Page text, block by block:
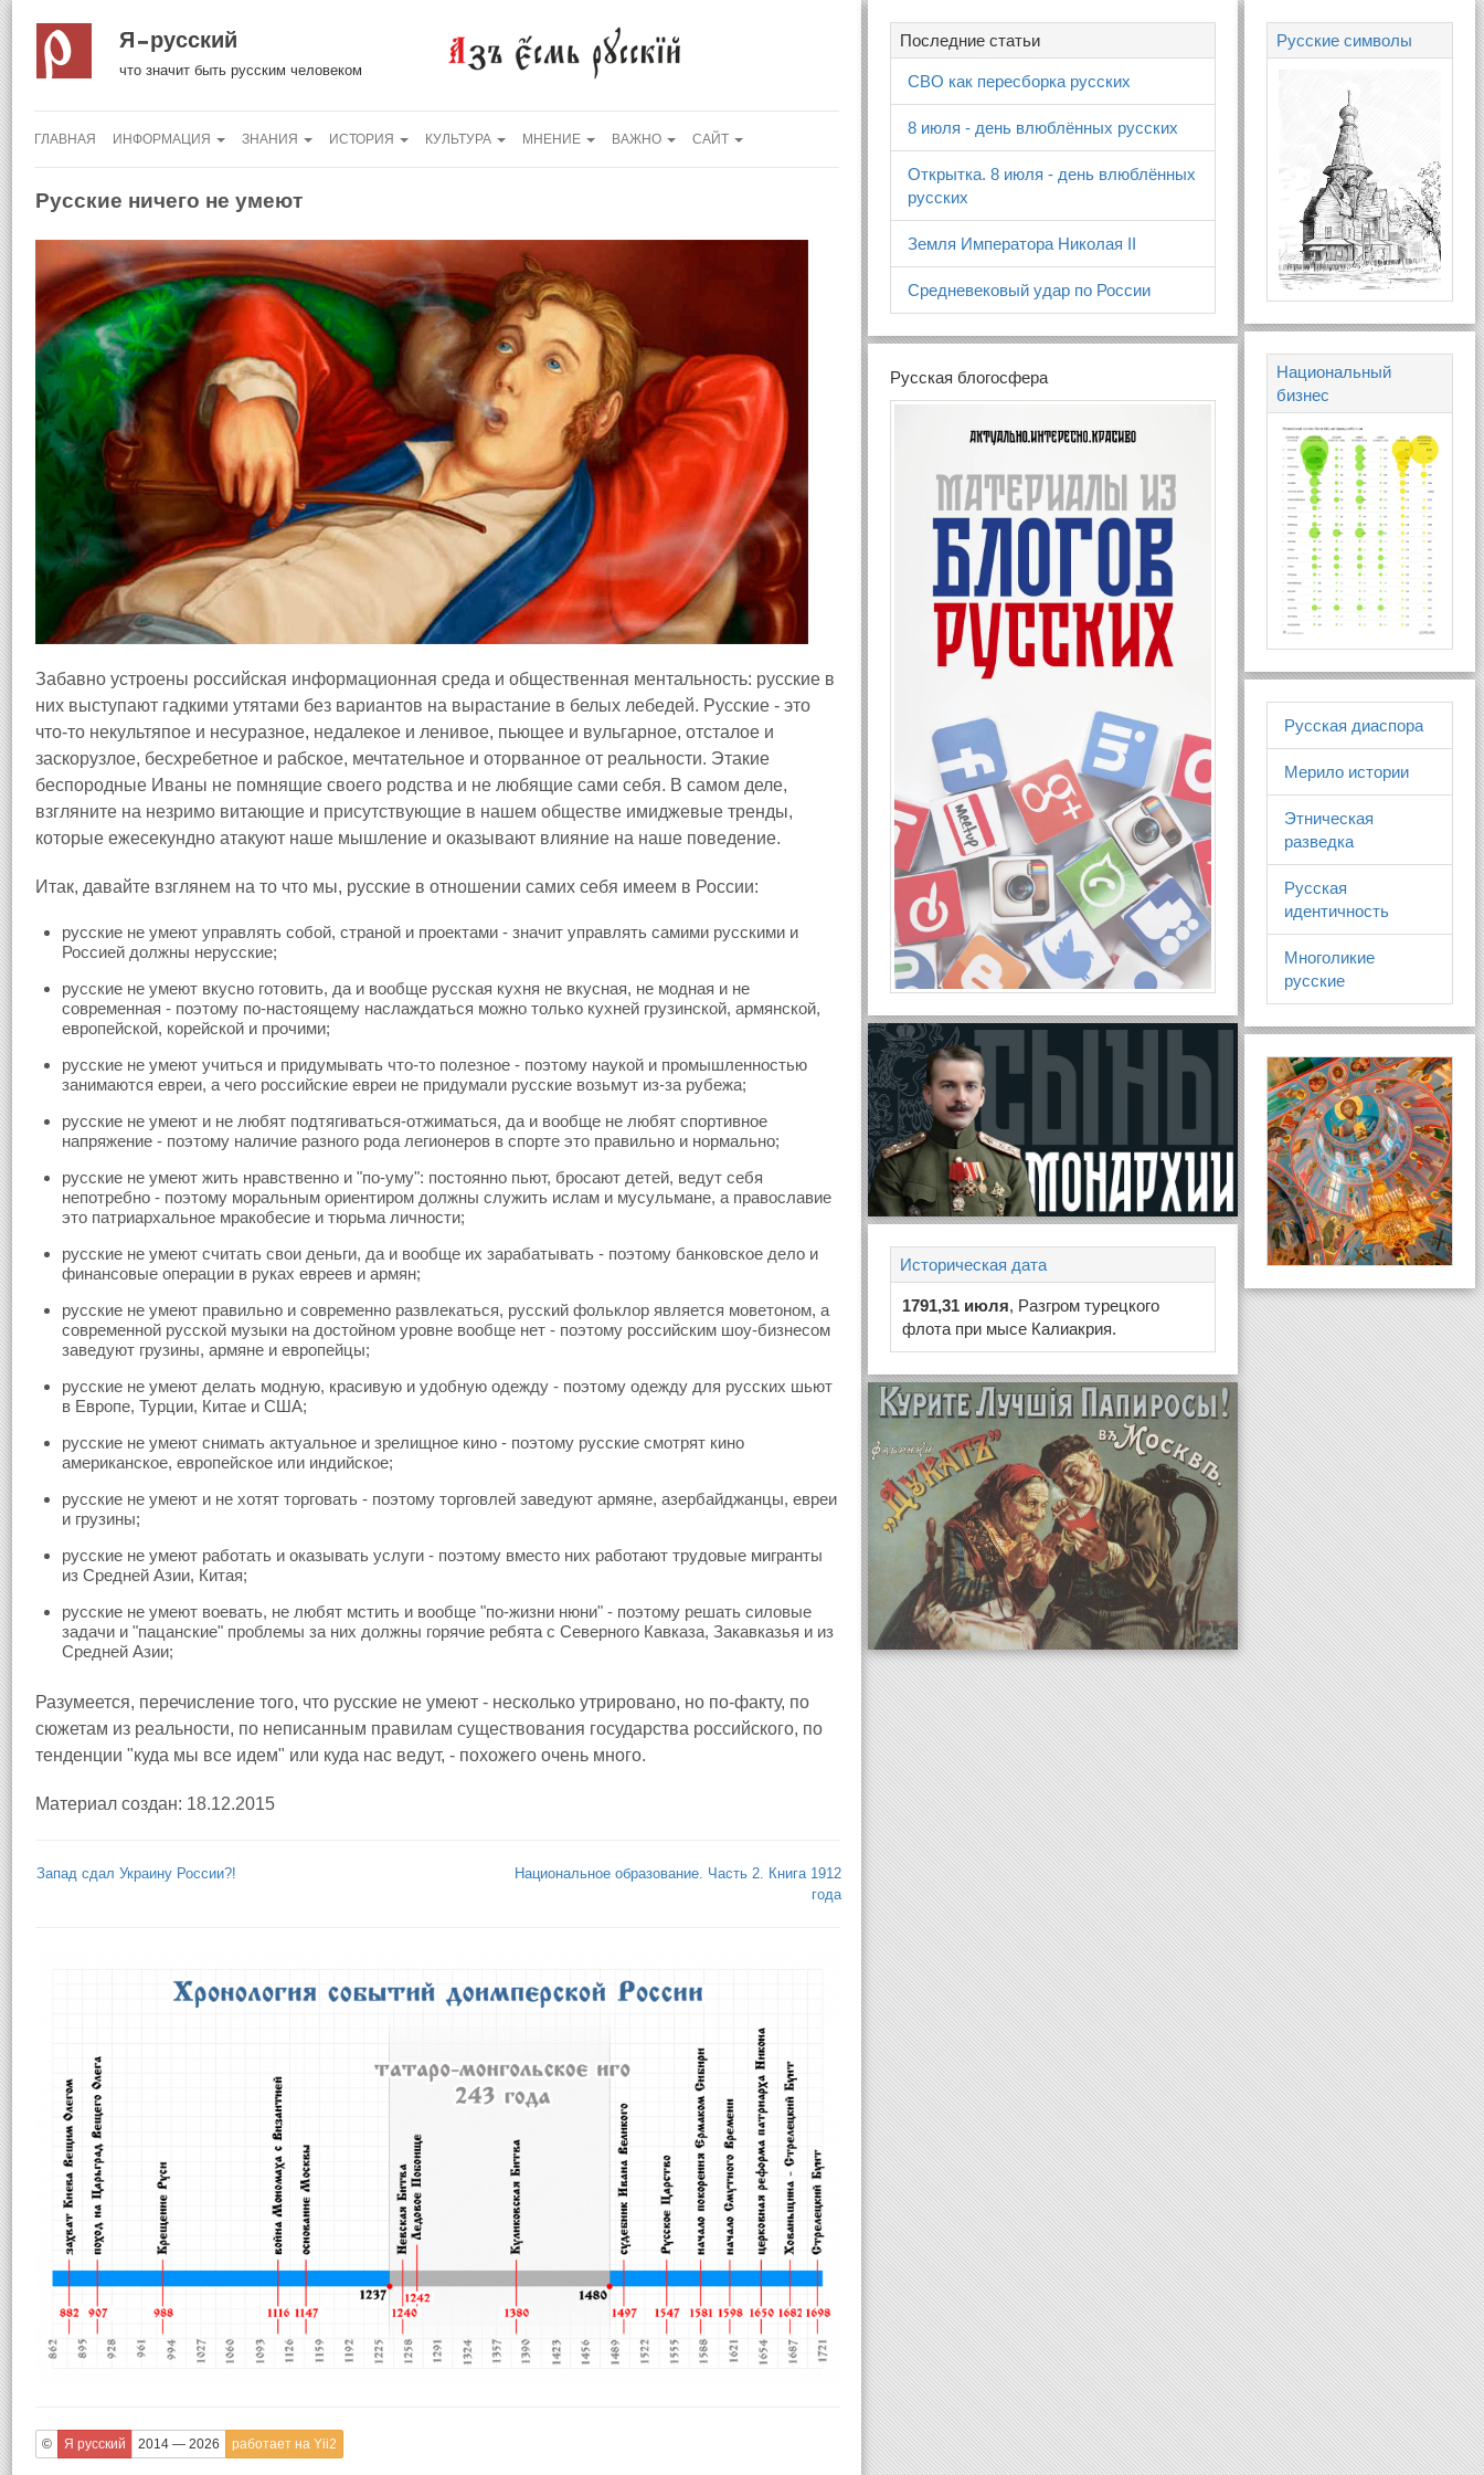
Я русский
что значит быть русским человеком
ГЛАВНАЯ ИНФОРМАЦИЯ ЗНАНИЯ ИСТОРИЯ КУЛЬТУРА МНЕНИЕ ВАЖНО САЙТ
Русские ничего не умеют
Забавно устроены российская информационная среда и общественная ментальность: русские в
них выступают гадкими утятами без вариантов на вырастание в белых лебедей. Русские - это
что-то некультяпое и несуразное, недалекое и ленивое, пьющее и вульгарное, отсталое и
заскорузлое, бесхребетное и рабское, мечтательное и оторванное от реальности. Этакие
беспородные Иваны не помнящие своего родства и не любящие сами себя. В самом деле,
взгляните на незримо витающие и присутствующие в нашем обществе имиджевые тренды,
которые ежесекундно атакуют наше мышление и оказывают влияние на наше поведение.
Итак, давайте взглянем на то что мы, русские в отношении самих себя имеем в России:
русские не умеют управлять собой, страной и проектами - значит управлять самими русскими и
Россией должны нерусские;
русские не умеют вкусно готовить, да и вообще русская кухня не вкусная, не модная и не
современная - поэтому по-настоящему наслаждаться можно только кухней грузинской, армянской,
европейской, корейской и прочими;
русские не умеют учиться и придумывать что-то полезное - поэтому наукой и промышленностью
занимаются евреи, а чего российские евреи не придумали русские возьмут из-за рубежа;
русские не умеют и не любят подтягиваться-отжиматься, да и вообще не любят спортивное
напряжение - поэтому наличие разного рода легионеров в спорте это правильно и нормально;
русские не умеют жить нравственно и "по-уму": постоянно пьют, бросают детей, ведут себя
непотребно - поэтому моральным ориентиром должны служить ислам и мусульмане, а православие
это патриархальное мракобесие и тюрьма личности;
русские не умеют считать свои деньги, да и вообще их зарабатывать - поэтому банковское дело и
финансовые операции в руках евреев и армян;
русские не умеют правильно и современно развлекаться, русский фольклор является моветоном, а
современной русской музыки на достойном уровне вообще нет - поэтому российским шоу-бизнесом
заведуют грузины, армяне и европейцы;
русские не умеют делать модную, красивую и удобную одежду - поэтому одежду для русских шьют
в Европе, Турции, Китае и США;
русские не умеют снимать актуальное и зрелищное кино - поэтому русские смотрят кино
американское, европейское или индийское;
русские не умеют и не хотят торговать - поэтому торговлей заведуют армяне, азербайджанцы, евреи
и грузины;
русские не умеют работать и оказывать услуги - поэтому вместо них работают трудовые мигранты
из Средней Азии, Китая;
русские не умеют воевать, не любят мстить и вообще "по-жизни нюни" - поэтому решать силовые
задачи и "пацанские" проблемы за них должны горячие ребята с Северного Кавказа, Закавказья и из
Средней Азии;
Разумеется, перечисление того, что русские не умеют - несколько утрировано, но по-факту, по
сюжетам из реальности, по неписанным правилам существования государства российского, по
тенденции "куда мы все идем" или куда нас ведут, - похожего очень много.
Материал создан: 18.12.2015
Запад сдал Украину России?!
Национальное образование. Часть 2. Книга 1912
года
© Я русский 2014 — 2026 работает на Yii2
Последние статьи
СВО как пересборка русских
8 июля - день влюблённых русских
Открытка. 8 июля - день влюблённых
русских
Земля Императора Николая II
Средневековый удар по России
Русская блогосфера
Историческая дата
1791,31 июля, Разгром турецкого
флота при мысе Калиакрия.
Русские символы
Национальный
бизнес
Русская диаспора
Мерило истории
Этническая
разведка
Русская
идентичность
Многоликие
русские